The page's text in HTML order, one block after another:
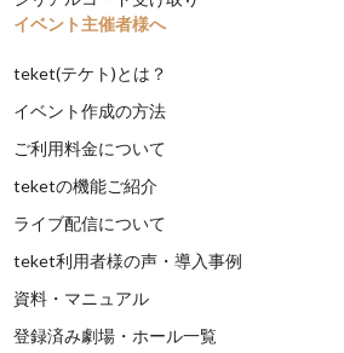
イベント主催者様へ
teket(テケト)とは？
イベント作成の方法
ご利用料金について
teketの機能ご紹介
ライブ配信について
teket利用者様の声・導入事例
資料・マニュアル
登録済み劇場・ホール一覧